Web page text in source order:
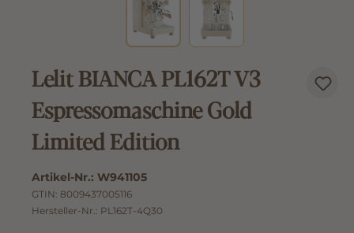
Lelit BIANCA PL162T V3
Espressomaschine Gold
Limited Edition
Artikel-Nr.: W941105
GTIN: 8009437005116
Hersteller-Nr.: PL162T-4Q30